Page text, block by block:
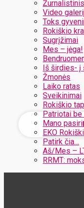
Video
Toks
Rokiškio
Sugrįžimai
Mes – jėga!
Iš širdies- į
Žmonės
Laiko ratas
Sveikinimai
Rokiškio
Patriotai be
Mano
EKO
Patirk čia…
Aš/Mes –
RRMT:
Jūsų